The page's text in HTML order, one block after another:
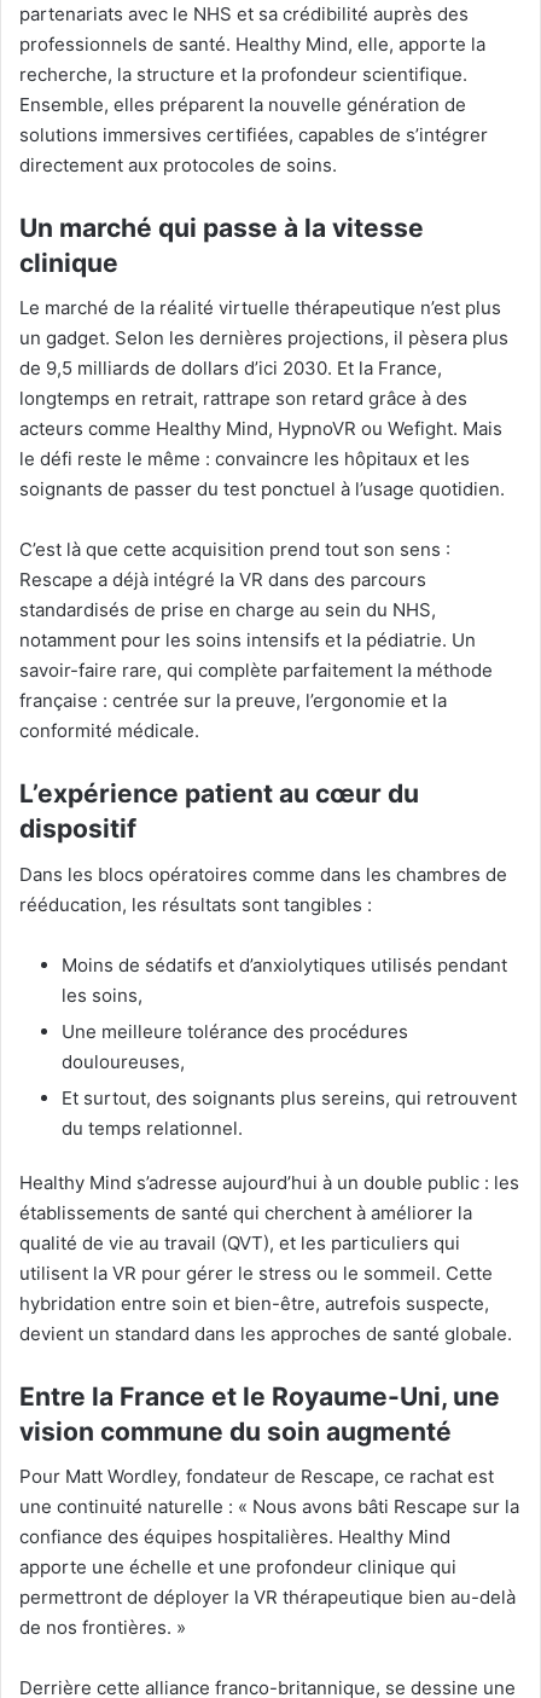
partenariats avec le NHS et sa crédibilité auprès des
professionnels de santé. Healthy Mind, elle, apporte la
recherche, la structure et la profondeur scientifique.
Ensemble, elles préparent la nouvelle génération de
solutions immersives certifiées, capables de s’intégrer
directement aux protocoles de soins.
Un marché qui passe à la vitesse
clinique
Le marché de la réalité virtuelle thérapeutique n’est plus
un gadget. Selon les dernières projections, il pèsera plus
de 9,5 milliards de dollars d’ici 2030. Et la France,
longtemps en retrait, rattrape son retard grâce à des
acteurs comme Healthy Mind, HypnoVR ou Wefight. Mais
le défi reste le même : convaincre les hôpitaux et les
soignants de passer du test ponctuel à l’usage quotidien.
C’est là que cette acquisition prend tout son sens :
Rescape a déjà intégré la VR dans des parcours
standardisés de prise en charge au sein du NHS,
notamment pour les soins intensifs et la pédiatrie. Un
savoir-faire rare, qui complète parfaitement la méthode
française : centrée sur la preuve, l’ergonomie et la
conformité médicale.
L’expérience patient au cœur du
dispositif
Dans les blocs opératoires comme dans les chambres de
rééducation, les résultats sont tangibles :
Moins de sédatifs et d’anxiolytiques utilisés pendant
les soins,
Une meilleure tolérance des procédures
douloureuses,
Et surtout, des soignants plus sereins, qui retrouvent
du temps relationnel.
Healthy Mind s’adresse aujourd’hui à un double public : les
établissements de santé qui cherchent à améliorer la
qualité de vie au travail (QVT), et les particuliers qui
utilisent la VR pour gérer le stress ou le sommeil. Cette
hybridation entre soin et bien-être, autrefois suspecte,
devient un standard dans les approches de santé globale.
Entre la France et le Royaume-Uni, une
vision commune du soin augmenté
Pour Matt Wordley, fondateur de Rescape, ce rachat est
une continuité naturelle : « Nous avons bâti Rescape sur la
confiance des équipes hospitalières. Healthy Mind
apporte une échelle et une profondeur clinique qui
permettront de déployer la VR thérapeutique bien au-delà
de nos frontières. »
Derrière cette alliance franco-britannique, se dessine une